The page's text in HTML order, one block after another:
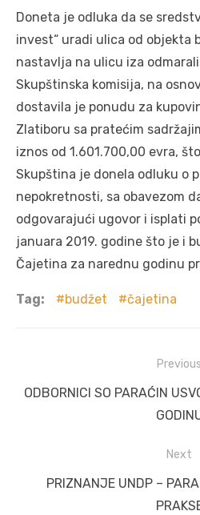
Doneta je odluka da se
invest“ uradi ulica od objekta
nastavlja na ulicu iza
Skupštinska komisija, na
dostavila je ponudu za
Zlatiboru sa pratećim
iznos od 1.601.700,00 evra,
Skupština je donela odluku o
nepokretnosti, sa obavezom
odgovarajući ugovor i isplati
januara 2019. godine što je i
Čajetina za narednu godinu
Tag: budžet čajetina
navigation
Previous
Previous
ODBORNICI SO PARAĆIN
Next
NextPRIZNANJE UNDP –